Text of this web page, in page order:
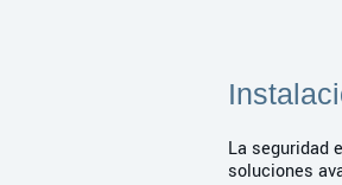
La seguridad
soluciones